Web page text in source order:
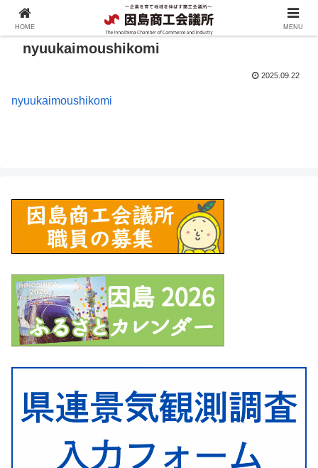
nyuukaimoushikomi
2025.09.22
nyuukaimoushikomi
HOME MENU